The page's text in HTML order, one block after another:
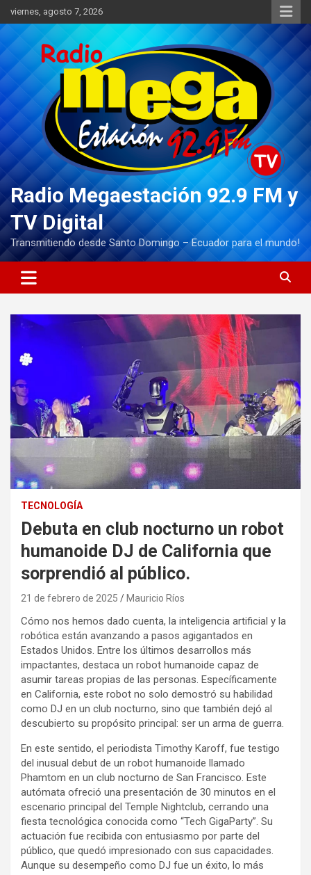
Saltar
al
contenido
viernes, agosto 7, 2026
Radio Megaestación 92.9 FM y
TV Digital
Transmitiendo desde Santo Domingo – Ecuador para el mundo!
TECNOLOGÍA
Debuta en club nocturno un robot
humanoide DJ de California que
sorprendió al público.
21 de febrero de 2025 Mauricio Ríos
Cómo nos hemos dado cuenta, la inteligencia artificial y la
robótica están avanzando a pasos agigantados en
Estados Unidos. Entre los últimos desarrollos más
impactantes, destaca un robot humanoide capaz de
asumir tareas propias de las personas. Específicamente
en California, este robot no solo demostró su habilidad
como DJ en un club nocturno, sino que también dejó al
descubierto su propósito principal: ser un arma de guerra.
En este sentido, el periodista Timothy Karoff, fue testigo
del inusual debut de un robot humanoide llamado
Phamtom en un club nocturno de San Francisco. Este
autómata ofreció una presentación de 30 minutos en el
escenario principal del Temple Nightclub, cerrando una
fiesta tecnológica conocida como “Tech GigaParty”. Su
actuación fue recibida con entusiasmo por parte del
público, que quedó impresionado con sus capacidades.
Aunque su desempeño como DJ fue un éxito, lo más